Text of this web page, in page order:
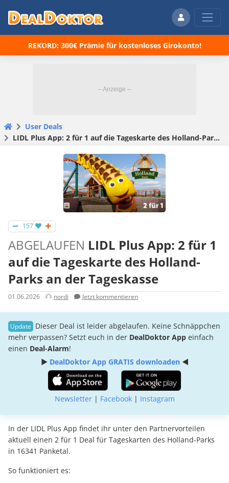
REKORD: 300€ Prämie für kostenloses Girokonto!
User Deals
LIDL Plus App: 2 für 1 auf die Tageskarte des Holland-Parks an der Tageskasse
157
ABGELAUFEN LIDL Plus App: 2 für 1
auf die Tageskarte des Holland-
Parks an der Tageskasse
01.06.2026 nordi Jetzt kommentieren
Dieser Deal ist leider abgelaufen. Keine Schnäppchen
mehr verpassen? Setzt euch in der DealDoktor App einfach
einen Deal-Alarm!
► DealDoktor App GRATIS downloaden◄
Newsletter| Facebook| Instagram
In der LIDL Plus App findet ihr unter den Partnervorteilen
aktuell einen 2 für 1 Deal für Tageskarten des Holland-Parks
in 16341 Panketal.
So funktioniert es: